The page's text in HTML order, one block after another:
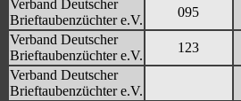
Verband Deutscher
Brieftaubenzüchter e.V.
095
Verband Deutscher
Brieftaubenzüchter e.V.
123
Verband Deutscher
Brieftaubenzüchter e.V.